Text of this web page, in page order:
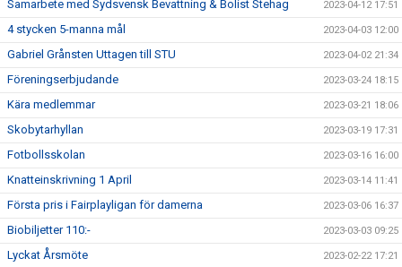
Samarbete med Sydsvensk Bevattning & Bolist Stehag 2023-04-12 17:51
4 stycken 5-manna mål 2023-04-03 12:00
Gabriel Grånsten Uttagen till STU 2023-04-02 21:34
Föreningserbjudande 2023-03-24 18:15
Kära medlemmar 2023-03-21 18:06
Skobytarhyllan 2023-03-19 17:31
Fotbollsskolan 2023-03-16 16:00
Knatteinskrivning 1 April 2023-03-14 11:41
Första pris i Fairplayligan för damerna 2023-03-06 16:37
Biobiljetter 110:- 2023-03-03 09:25
Lyckat Årsmöte 2023-02-22 17:21